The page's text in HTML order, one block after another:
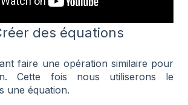
des équations
faire une opération similaire pour
Cette fois nous utiliserons le
une équation.